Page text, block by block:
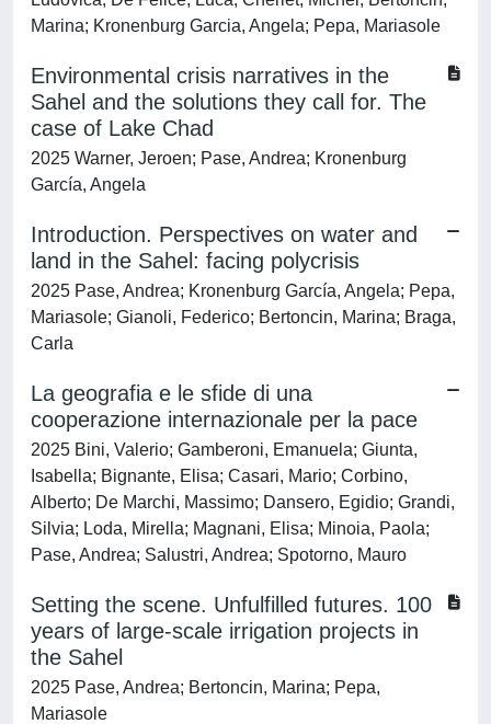
Marina; Kronenburg Garcia, Angela; Pepa, Mariasole
Environmental crisis narratives in the
Sahel and the solutions they call for. The
case of Lake Chad
2025 Warner, Jeroen; Pase, Andrea; Kronenburg
García, Angela
Introduction. Perspectives on water and
land in the Sahel: facing polycrisis
2025 Pase, Andrea; Kronenburg García, Angela; Pepa,
Mariasole; Gianoli, Federico; Bertoncin, Marina; Braga,
Carla
La geografia e le sfide di una
cooperazione internazionale per la pace
2025 Bini, Valerio; Gamberoni, Emanuela; Giunta,
Isabella; Bignante, Elisa; Casari, Mario; Corbino,
Alberto; De Marchi, Massimo; Dansero, Egidio; Grandi,
Silvia; Loda, Mirella; Magnani, Elisa; Minoia, Paola;
Pase, Andrea; Salustri, Andrea; Spotorno, Mauro
Setting the scene. Unfulfilled futures. 100
years of large-scale irrigation projects in
the Sahel
2025 Pase, Andrea; Bertoncin, Marina; Pepa,
Mariasole